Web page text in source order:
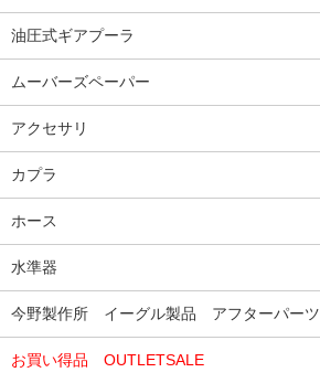
油圧式ギアプーラ
ムーバーズペーパー
アクセサリ
カプラ
ホース
水準器
今野製作所 イーグル製品 アフターパーツ
お買い得品 OUTLETSALE